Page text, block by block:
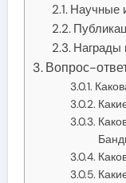
Научные
Награды
Вопрос-